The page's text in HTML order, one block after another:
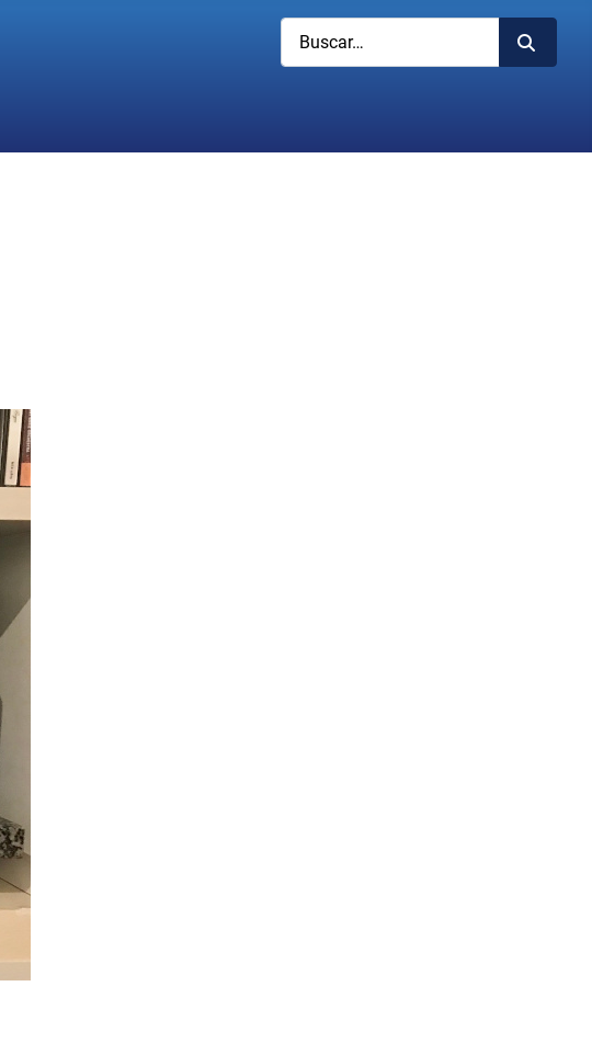
Buscar